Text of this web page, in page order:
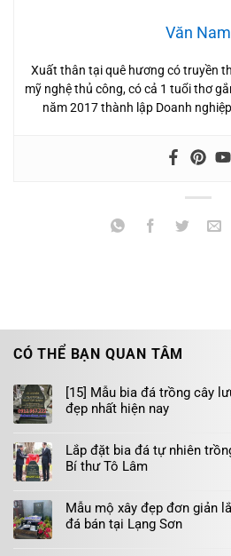
Văn Nam
Xuất thân tại quê hương có truyền
mỹ nghệ thủ công, có cả 1 tuổi thơ
năm 2017 thành lập Doanh
CÓ THỂ BẠN QUAN TÂM
[15] Mẫu bia đá trồng cây
đẹp nhất hiện nay
Lắp đặt bia đá tự nhiên
Bí thư Tô Lâm
Mẫu mộ xây đẹp đơn giản
đá bán tại Lạng Sơn